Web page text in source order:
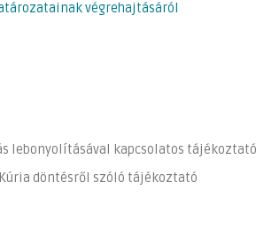
végrehajtásáról
lebonyolításával kapcsolatos tájékoztató
döntésről szóló tájékoztató